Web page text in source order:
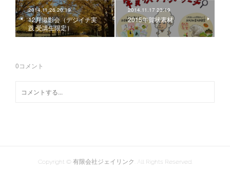
2014.11.26 20:19
12月撮影会（デジイチ実
践 受講生限定）
2014.11.17 23:19
2015年賀状素材
0コメント
Copyright © 有限会社ジェイリンク. All Rights Reserved.